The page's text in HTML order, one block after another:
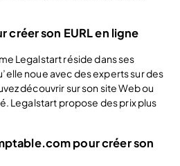
créer son EURL en ligne
Legalstart réside dans ses
noue avec des experts sur des
découvrir sur son site Web ou
Legalstart propose des prix plus
pour créer son